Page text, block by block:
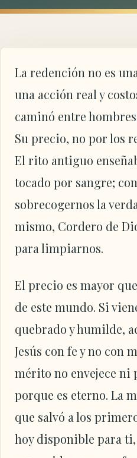
La redención no es
una acción real y
caminó entre
Su precio, no por los
El rito antiguo
tocado por sangre;
sobrecogernos la
mismo, Cordero de
para limpiarnos.
El precio es mayor
de este mundo. Si
quebrado y humilde,
Jesús con fe y no con
mérito no envejece ni
porque es eterno. La
que salvó a los
hoy disponible para